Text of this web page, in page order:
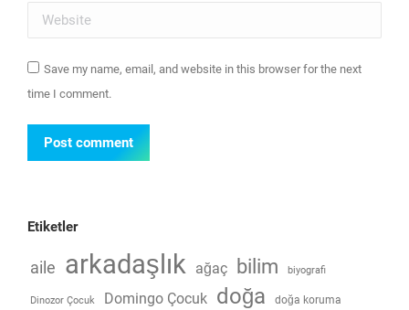
Website
Save my name, email, and website in this browser for the next
time I comment.
Post comment
Etiketler
aile arkadaşlık ağaç bilim biyografi
Dinozor Çocuk Domingo Çocuk doğa doğa koruma